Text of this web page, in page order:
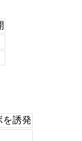
を誘発